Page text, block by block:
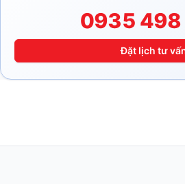
0935
Đặt lịch tư